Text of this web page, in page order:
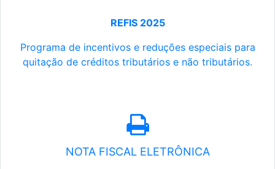
REFIS 2025
Programa de incentivos e reduções especiais para
quitação de créditos tributários e não tributários.
NOTA FISCAL ELETRÔNICA